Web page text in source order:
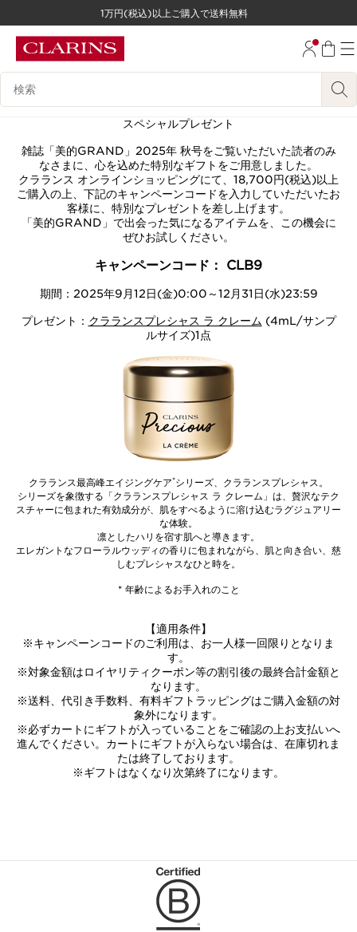
コンテンツへ移動
1万円(税込)以上ご購入で送料無料
検索候補
スペシャルプレゼント
雑誌「美的GRAND」2025年 秋号をご覧いただいた読者のみ
なさまに、心を込めた特別なギフトをご用意しました。
クラランス オンラインショッピングにて、18,700円(税込)以上
ご購入の上、下記のキャンペーンコードを入力していただいたお
客様に、特別なプレゼントを差し上げます。
「美的GRAND」で出会った気になるアイテムを、この機会に
ぜひお試しください。
キャンペーンコード： CLB9
期間：2025年9月12日(金)0:00～12月31日(水)23:59
プレゼント： クラランスプレシャス ラ クレーム (4mL/サンプ
ルサイズ)1点
クラランス最高峰エイジングケア*シリーズ、クラランスプレシャス。
シリーズを象徴する「クラランスプレシャス ラ クレーム」は、贅沢なテク
スチャーに包まれた有効成分が、肌をすべるように溶け込むラグジュアリー
な体験。
凛としたハリを宿す肌へと導きます。
エレガントなフローラルウッディの香りに包まれながら、肌と向き合い、慈
しむプレシャスなひと時を。
* 年齢によるお手入れのこと
【適用条件】
※キャンペーンコードのご利用は、お一人様一回限りとなりま
す。
※対象金額はロイヤリティクーポン等の割引後の最終合計金額と
なります。
※送料、代引き手数料、有料ギフトラッピングはご購入金額の対
象外になります。
※必ずカートにギフトが入っていることをご確認の上お支払いへ
進んでください。カートにギフトが入らない場合は、在庫切れま
たは終了しております。
※ギフトはなくなり次第終了になります。